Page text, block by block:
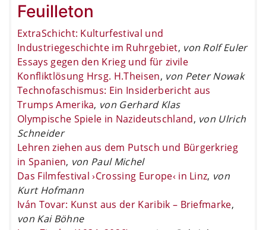
Feuilleton
ExtraSchicht: Kulturfestival und
Industriegeschichte im Ruhrgebiet, von Rolf Euler
Essays gegen den Krieg und für zivile
Konfliktlösung Hrsg. H.Theisen, von Peter Nowak
Technofaschismus: Ein Insiderbericht aus
Trumps Amerika, von Gerhard Klas
Olympische Spiele in Nazideutschland, von Ulrich
Schneider
Lehren ziehen aus dem Putsch und Bürgerkrieg
in Spanien, von Paul Michel
Das Filmfestival ›Crossing Europe‹ in Linz, von
Kurt Hofmann
Iván Tovar: Kunst aus der Karibik – Briefmarke,
von Kai Böhne